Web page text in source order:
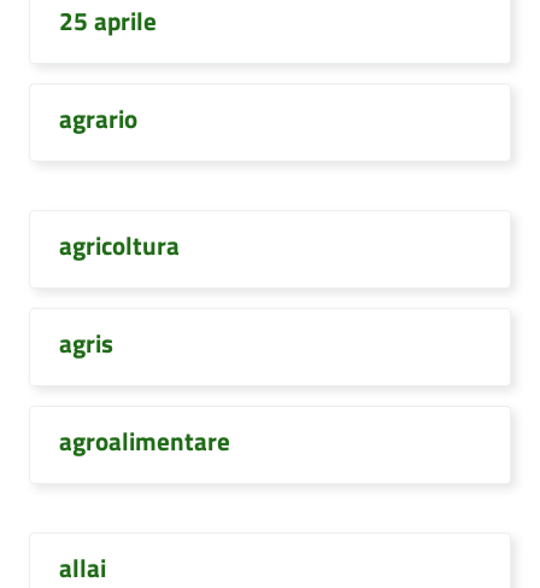
25 aprile
agrario
agricoltura
agris
agroalimentare
allai